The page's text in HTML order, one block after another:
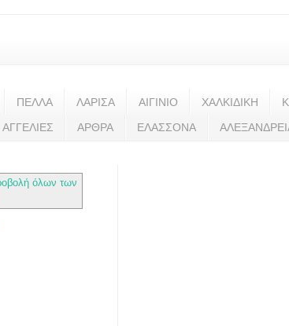
ΠΕΛΛΑ ΛΑΡΙΣΑ ΑΙΓΙΝΙΟ ΧΑΛΚΙΔΙΚΗ
ΑΓΓΕΛΙΕΣ ΑΡΘΡΑ ΕΛΑΣΣΟΝΑ
όλων των